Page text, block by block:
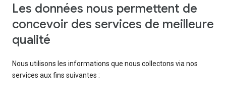
Les données nous permettent de
concevoir des services de meilleure
qualité
Nous utilisons les informations que nous collectons via nos
services aux fins suivantes :